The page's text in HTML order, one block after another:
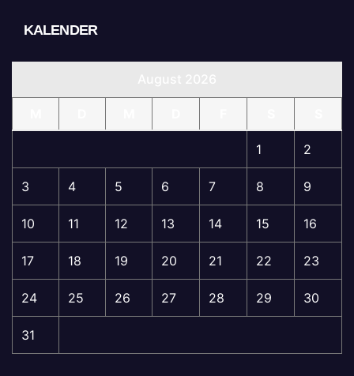
KALENDER
1 2
3 4 5 6 7 8 9
10 11 12 13 14 15 16
17 18 19 20 21 22 23
24 25 26 27 28 29 30
31